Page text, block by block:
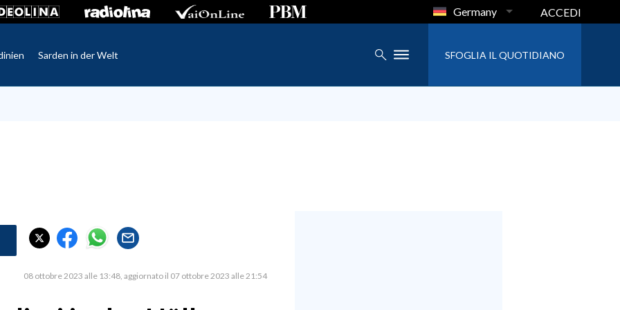
Germany ACCEDI
Sarden in der Welt SFOGLIA IL QUOTIDIANO
08 ottobre 2023 alle 13:48 aggiornato il 07 ottobre 2023 alle 21:54